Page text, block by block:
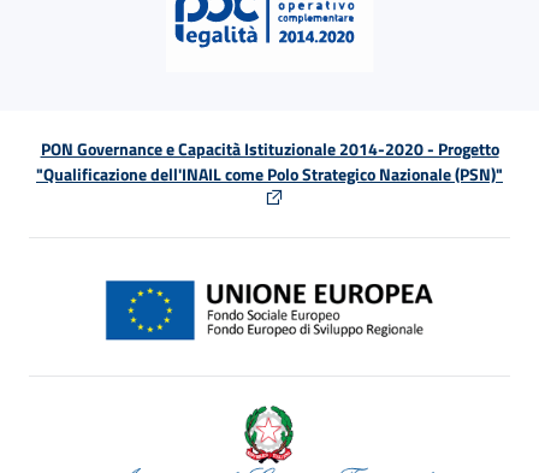
PON Governance e Capacità Istituzionale 2014-2020 - Progetto
"Qualificazione dell'INAIL come Polo Strategico Nazionale (PSN)"